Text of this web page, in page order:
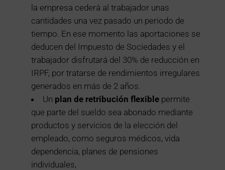
la empresa cederá al trabajador unas
cantidades una vez pasado un periodo de
tiempo. En ese momento las aportaciones se
deducen del Impuesto de Sociedades y el
trabajador disfrutará del 30% de reducción en
IRPF, por tratarse de rendimientos irregulares
generados en más de 2 años.
Un plan de retribución flexiblepermite
que parte del sueldo sea abonado mediante
productos y servicios de la elección del
empleado, como seguros médicos, vida
dependencia, planes de pensiones
individuales,